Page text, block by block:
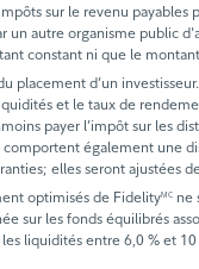
sur le revenu
un autre organisme public
constant ni que le
d’un
et le taux de
payer l’impôt sur les
également une
elles seront ajustées
optimisés de FidelityMC ne
sur les fonds équilibrés
liquidités entre 6,0 % et